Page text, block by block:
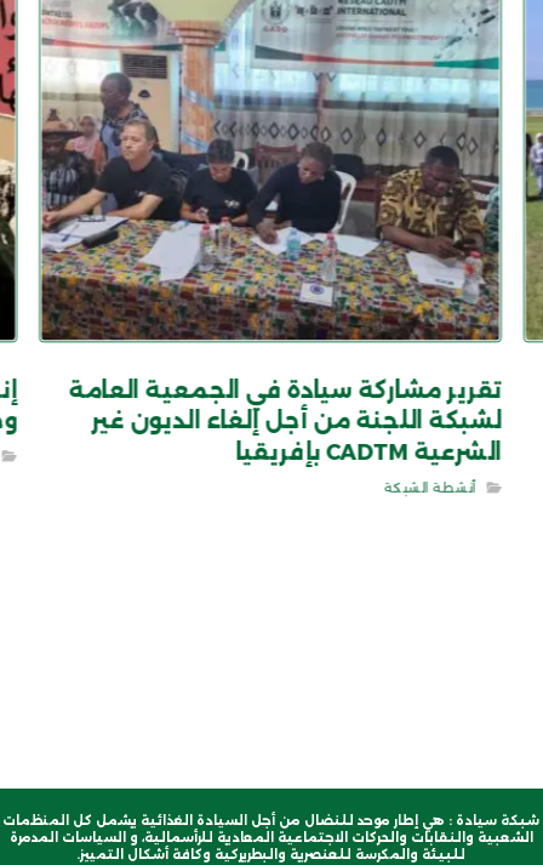
تقرير مشاركة سيادة في الجمعية العامة
لشبكة اللجنة من أجل إلغاء الديون غير
الشرعية CADTM بإفريقيا
أنشطة الشبكة
شبكة سيادة : هي إطار موحد للنضال من أجل السيادة الغذائية يشمل كل المنظمات
الشعبية والنقابات والحركات الاجتماعية المعادية للرأسمالية، و السياسات المدمرة
للبيئة والمكرسة للعنصرية والبطريركية وكافة أشكال التمييز.